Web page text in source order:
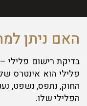
האם ניתן
בדיקת רישום פלילי
פלילי הוא אינטרס
החוק, נתפס, נשפט,
הפלילי שלו.